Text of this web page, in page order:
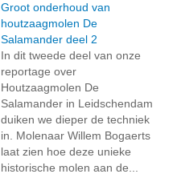
Groot onderhoud van
houtzaagmolen De
Salamander deel 2
In dit tweede deel van onze
reportage over
Houtzaagmolen De
Salamander in Leidschendam
duiken we dieper de techniek
in. Molenaar Willem Bogaerts
laat zien hoe deze unieke
historische molen aan de...